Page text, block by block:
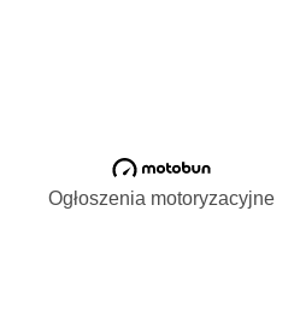
Ogłoszenia motoryzacyjne